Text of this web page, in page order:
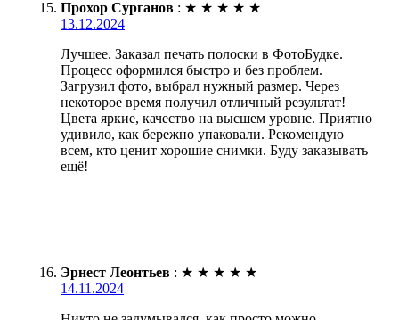
Прохор Сурганов : ★ ★ ★ ★ ★
13.12.2024
Лучшее. Заказал печать полоски в ФотоБудке.
Процесс оформился быстро и без проблем.
Загрузил фото, выбрал нужный размер. Через
некоторое время получил отличный результат!
Цвета яркие, качество на высшем уровне. Приятно
удивило, как бережно упаковали. Рекомендую
всем, кто ценит хорошие снимки. Буду заказывать
ещё!
Эрнест Леонтьев : ★ ★ ★ ★ ★
14.11.2024